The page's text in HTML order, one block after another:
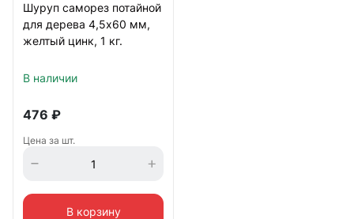
Шуруп саморез потайной
для дерева 4,5х60 мм,
желтый цинк, 1 кг.
В наличии
476 ₽
Цена за шт.
В корзину